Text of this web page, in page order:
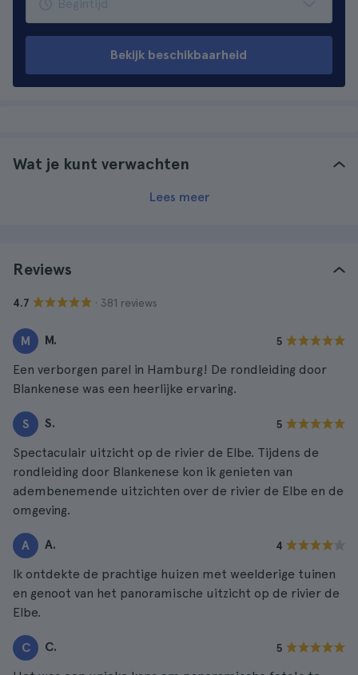
Bekijk beschikbaarheid
Wat je kunt verwachten
Lees meer
Reviews
4.7 · 381 reviews
M M. 5
Een verborgen parel in Hamburg! De rondleiding door
Blankenese was een heerlijke ervaring.
S S. 5
Spectaculair uitzicht op de rivier de Elbe. Tijdens de
rondleiding door Blankenese kon ik genieten van
adembenemende uitzichten over de rivier de Elbe en de
omgeving.
A A. 4
Ik ontdekte de prachtige huizen met weelderige tuinen
en genoot van het panoramische uitzicht op de rivier de
Elbe.
C C. 5